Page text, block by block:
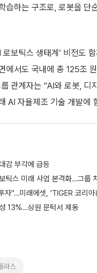
습하는 구조로, 로봇을
보틱스 생태계’ 비전도
에서도 국내에 총 125조
관계자는 “AI와 로봇,
AI 자율제조 기술 개발에
감 부각에 급등
틱스 미래 사업 본격화…그
자"…미래에셋, 'TIGER 코리
13%…상원 문턱서 제동
라스